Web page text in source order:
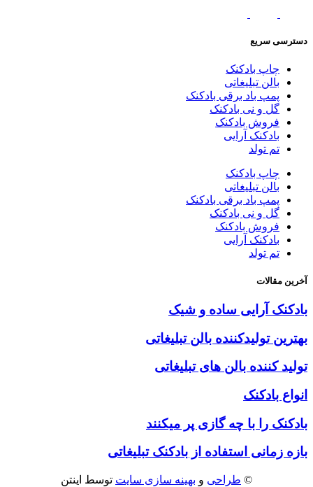
دسترسی سریع
چاپ بادکنک
بالن تبلیغاتی
پمپ باد برقی بادکنک
گل و نی بادکنک
فروش بادکنک
بادکنک آرایی
تم تولد
چاپ بادکنک
بالن تبلیغاتی
پمپ باد برقی بادکنک
گل و نی بادکنک
فروش بادکنک
بادکنک آرایی
تم تولد
آخرین مقالات
بادکنک آرایی ساده و شیک
بهترین تولیدکننده بالن تبلیغاتی
تولید کننده بالن های تبلیغاتی
انواع بادکنک
بادکنک را با چه گازی پر میکنند
بازه زمانی استفاده از بادکنک تبلیغاتی
© طراحی و بهینه سازی سایت توسط اینتن